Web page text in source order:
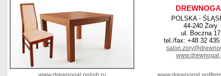
POLSKA -
44-240 Żory
ul. Boczna 17
tel./fax: +48 32 435